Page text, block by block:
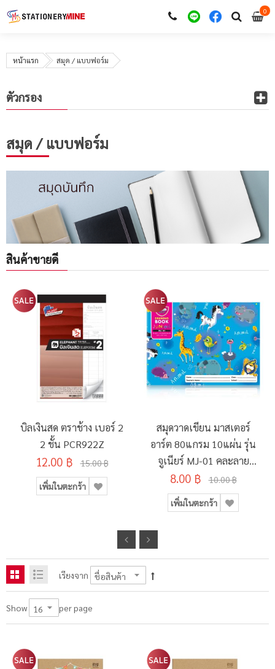
00
หน้าแรก สมุด / แบบฟอร์ม
สมุด / แบบฟอร์ม
สินค้าขายดี
บิลเงินสด ตราช้าง เบอร์ 2
2 ชั้น PCR922Z
12.00 ฿ 15.00 ฿
เพิ่มในตะกร้า
สมุดวาดเขียน มาสเตอร์
อาร์ต 80แกรม 10แผ่น รุ่น
จูเนียร์ MJ-01 คละลาย
190x260มม.
8.00 ฿ 10.00 ฿
เพิ่มในตะกร้า
เรียงจาก
Show per page
ตัวกรอง